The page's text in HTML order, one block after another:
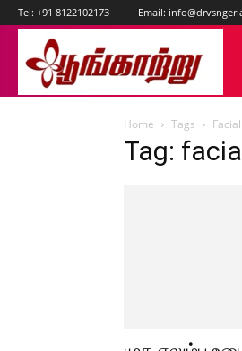
Tel: +91 8122102173 Email:
Home Tags
Tag: